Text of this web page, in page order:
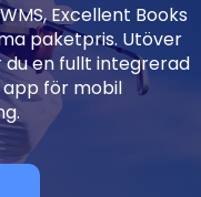
Excellent Books
paketpris. Utöver
en fullt integrerad
för mobil